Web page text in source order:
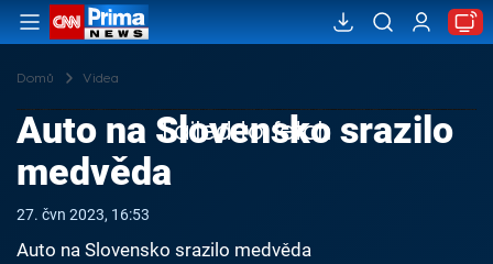
Domů Videa
Failed to fetch
Auto na Slovensko srazilo
medvěda
27. čvn 2023, 16:53
Auto na Slovensko srazilo medvěda